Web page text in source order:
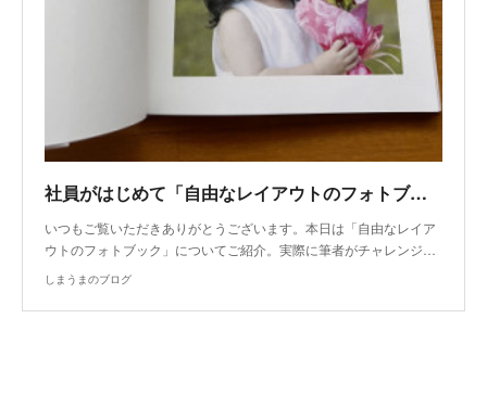
社員がはじめて「自由なレイアウトのフォトブック」を作成してみました📙
いつもご覧いただきありがとうございます。本日は「自由なレイア
ウトのフォトブック」についてご紹介。実際に筆者がチャレンジ…
しまうまのブログ